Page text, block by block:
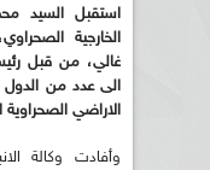
استقبل السيد
الخارجية
غالي، من قبل
الى عدد من الدول
الاراضي الصحراوية
وأفادت وكالة